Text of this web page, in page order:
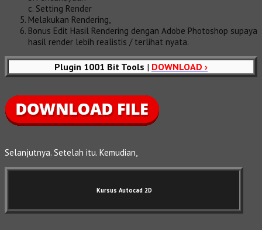
c. Setting Render
Melakukan Rendering,
Bonus Edit Hasil Rendering dengan Adobe Photoshop supaya
hasil render lebih realistis / terlihat nyata.
Plugin 1001 Bit Tools | DOWNLOAD ›
Selanjutnya. Setelah itu. Kemudian,
Kursus Autocad 2D